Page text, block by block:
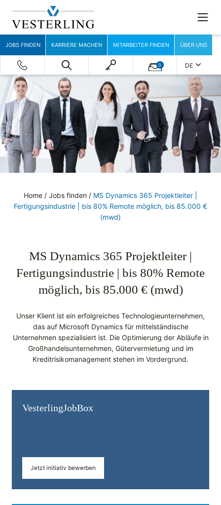
JOBS FINDEN KARRIERE MACHEN MITARBEITER FINDEN ÜBER UNS
0 DE
Home / Jobs finden / MS Dynamics 365 Projektleiter |
Fertigungsindustrie | bis 80% Remote möglich, bis 85.000 €
(mwd)
MS Dynamics 365 Projektleiter |
Fertigungsindustrie | bis 80% Remote
möglich, bis 85.000 € (mwd)
Unser Klient ist ein erfolgreiches Technologieunternehmen,
das auf Microsoft Dynamics für mittelständische
Unternehmen spezialisiert ist. Die Optimierung der Abläufe in
Großhandelsunternehmen, Gütervermietung und im
Kreditrisikomanagement stehen im Vordergrund.
Vesterling­JobBox
Jetzt initiativ bewerben